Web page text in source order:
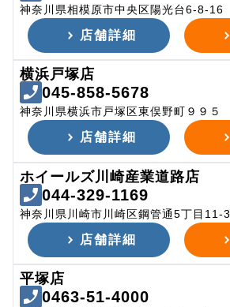
神奈川県相模原市中央区陽光台6-8-16
店舗詳細
横浜戸塚店
045-858-5678
神奈川県横浜市戸塚区東俣野町９９５
店舗詳細
ホイールズ川崎産業道路店
044-329-1169
神奈川県川崎市川崎区鋼管通5丁目11-3
店舗詳細
平塚店
0463-51-4000